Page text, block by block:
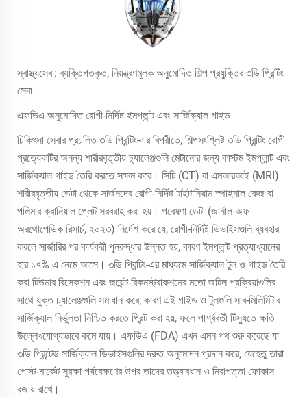
স্বাস্থ্যসেবা: ব্যক্তিগতকৃত, নিয়ন্ত্রণমূলক অনুমোদিত শিল্প প্রযুক্তির ৩ডি প্রিন্টিং
সেবা
এফডিএ-অনুমোদিত রোগী-নির্দিষ্ট ইমপ্লান্ট এবং সার্জিক্যাল গাইড
চিকিৎসা সেবার প্রচলিত ৩ডি প্রিন্টিং-এর বিপরীতে, শিল্পসংশ্লিষ্ট ৩ডি প্রিন্টিং রোগী
প্রত্যেকটির অনন্য শারীরবৃত্তীয় চ্যালেঞ্জগুলি মেটানোর জন্য কাস্টম ইমপ্লান্ট এবং
সার্জিক্যাল গাইড তৈরি করতে সক্ষম করে। সিটি (CT) বা এমআরআই (MRI)
শারীরবৃত্তীয় ডেটা থেকে সার্জনদের রোগী-নির্দিষ্ট টাইটানিয়াম স্পাইনাল কেজ বা
পলিমার ক্রানিয়াল প্লেট সরবরাহ করা হয়। গবেষণা ডেটা (জার্নাল অফ
অরথোপেডিক রিসার্চ, ২০২৩) নির্দেশ করে যে, রোগী-নির্দিষ্ট ডিভাইসগুলি ব্যবহার
করলে সার্জারির পর কার্যকরী পুনরুদ্ধার উন্নত হয়, কারণ ইমপ্লান্ট প্রত্যাখ্যানের
হার ১৭% এ নেমে আসে। ৩ডি প্রিন্টিং-এর মাধ্যমে সার্জিক্যাল টুল ও গাইড তৈরি
করা টিউমার রিসেকশন এবং জয়েন্ট-রিকনস্ট্রাকশনের মতো জটিল প্রক্রিয়াগুলির
সাথে যুক্ত চ্যালেঞ্জগুলি সমাধান করে; কারণ এই গাইড ও টুলগুলি সাব-মিলিমিটার
সার্জিক্যাল নির্ভুলতা নিশ্চিত করতে প্রিন্ট করা হয়, ফলে পার্শ্ববর্তী টিস্যুতে ক্ষতি
উল্লেখযোগ্যভাবে কমে যায়। এফডিএ (FDA) এখন এমন পথ শুরু করেছে যা
৩ডি প্রিন্টেড সার্জিক্যাল ডিভাইসগুলির দ্রুত অনুমোদন প্রদান করে, যেহেতু তারা
পোস্ট-মার্কেট সুরক্ষা পর্যবেক্ষণের উপর তাদের তত্ত্বাবধান ও নিরাপত্তা ফোকাস
বজায় রাখে।